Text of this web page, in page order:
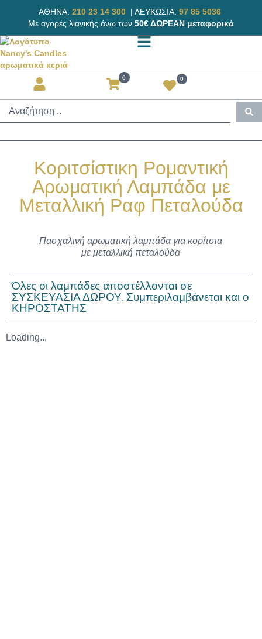
ΑΘΗΝΑ: 210 23 14 300 | ΛΕΥΚΩΣΙΑ: 97 85 5036
Με αγορές λιανικής άνω των 50€ ΔΩΡΕΑΝ μεταφορικά
0 0
Κοριτσίστικη Ρομαντική
Αρωματική Λαμπάδα με
Μεταλλική Ραφ Πεταλούδα
Πασχαλινή αρωματική λαμπάδα για κορίτσια
με μεταλλική πεταλούδα
Όλες οι λαμπάδες αποστέλλονται σε
ΣΥΣΚΕΥΑΣΙΑ ΔΩΡΟΥ. Συμπεριλαμβάνεται και ο
ΚΗΡΟΣΤΑΤΗΣ
Loading...